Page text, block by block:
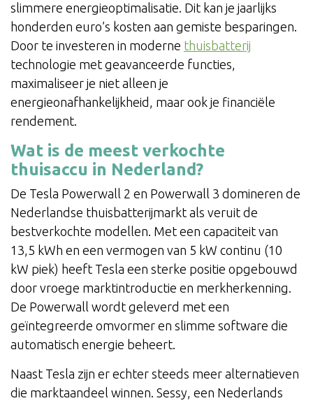
slimmere energieoptimalisatie. Dit kan je jaarlijks
honderden euro’s kosten aan gemiste besparingen.
Door te investeren in moderne thuisbatterij
technologie met geavanceerde functies,
maximaliseer je niet alleen je
energieonafhankelijkheid, maar ook je financiële
rendement.
Wat is de meest verkochte
thuisaccu in Nederland?
De Tesla Powerwall 2 en Powerwall 3 domineren de
Nederlandse thuisbatterijmarkt als veruit de
bestverkochte modellen. Met een capaciteit van
13,5 kWh en een vermogen van 5 kW continu (10
kW piek) heeft Tesla een sterke positie opgebouwd
door vroege marktintroductie en merkherkenning.
De Powerwall wordt geleverd met een
geïntegreerde omvormer en slimme software die
automatisch energie beheert.
Naast Tesla zijn er echter steeds meer alternatieven
die marktaandeel winnen. Sessy, een Nederlands